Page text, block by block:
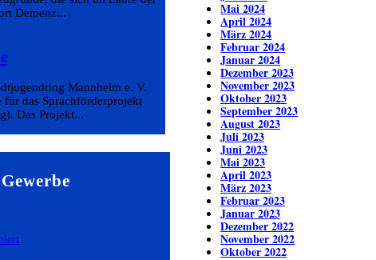
Demenz...
Mannheim e. V.
für das Sprachförderprojekt
Das Projekt...
Mai 2024
April 2024
März 2024
Februar 2024
Januar 2024
Dezember 2023
November 2023
Oktober 2023
September 2023
August 2023
Juli 2023
Juni 2023
Mai 2023
April 2023
März 2023
Februar 2023
Januar 2023
Dezember 2022
November 2022
Oktober 2022